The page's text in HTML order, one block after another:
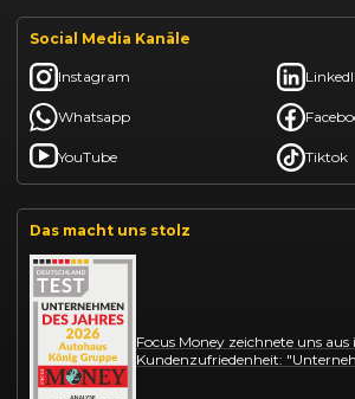
Social Media Kanäle
Instagram
Whatsapp
YouTube Tiktok
Das macht uns stolz
Focus Money zeichnete uns aus
Kundenzufriedenheit: